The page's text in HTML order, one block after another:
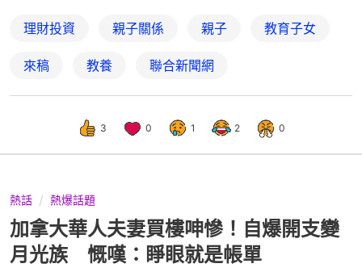
理財投資 親子關係 親子 教育子女
來稿 教養 聯合新聞網
3 0 1 2 0
熱話 熱爆話題
加拿大華人夫妻買樓呻慘！自爆開支變
月光族 慨嘆：睜眼就是帳單